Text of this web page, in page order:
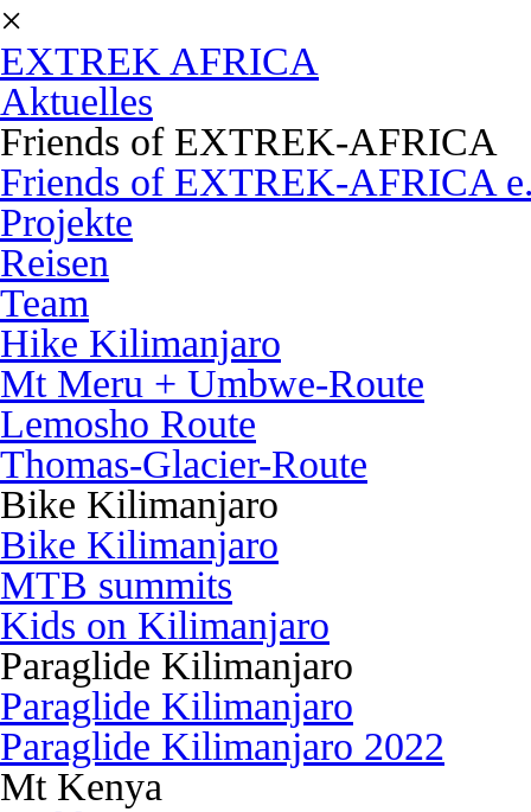
×
EXTREK AFRICA
Aktuelles
Friends of EXTREK-AFRICA
Friends of EXTREK-AFRICA
Projekte
Reisen
Team
Hike Kilimanjaro
Mt Meru + Umbwe-Route
Lemosho Route
Thomas-Glacier-Route
Bike Kilimanjaro
Bike Kilimanjaro
MTB summits
Kids on Kilimanjaro
Paraglide Kilimanjaro
Paraglide Kilimanjaro
Paraglide Kilimanjaro 2022
Mt Kenya